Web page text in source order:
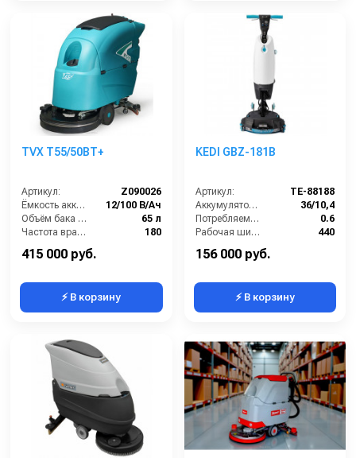
TVX T55/50BT+
Артикул:
Z090026
Ёмкость аккумуляторов (Ач):
12/100 В/Ач
Объём бака для грязной воды (л):
65 л
Частота вращения щетки (об/мин):
180
415 000 руб.
⚡ В корзину
KEDI GBZ-181B
Артикул:
TE-88188
Аккумулятор АКБ (В/А·ч):
36/10,4
Потребляемая мощность (кВт):
0.6
Рабочая ширина щеток (мм):
440
156 000 руб.
⚡ В корзину